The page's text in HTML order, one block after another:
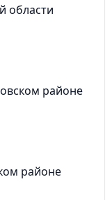
области
районе
районе